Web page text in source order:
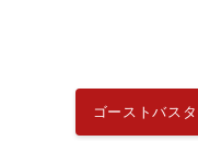
ゴーストバス